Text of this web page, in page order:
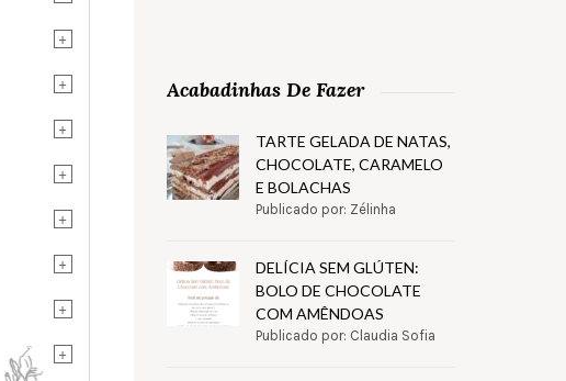
+
+
+
+
+
+
+
+
Acabadinhas De Fazer
TARTE GELADA DE NATAS,
CHOCOLATE, CARAMELO
E BOLACHAS
Publicado por: Zélinha
DELÍCIA SEM GLÚTEN:
BOLO DE CHOCOLATE
COM AMÊNDOAS
Publicado por: Claudia Sofia